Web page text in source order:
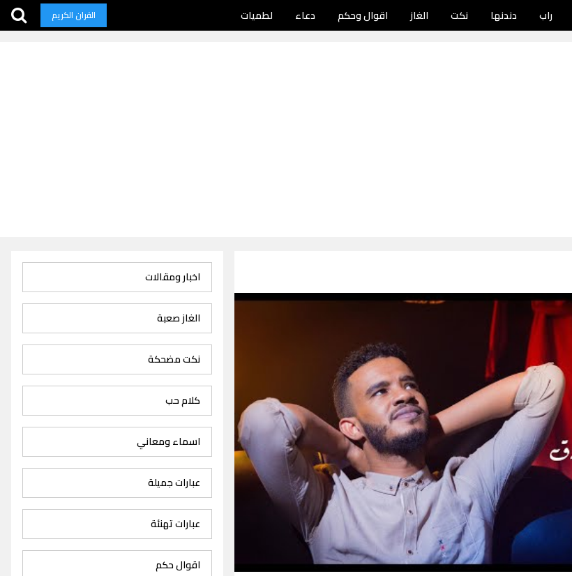
راب دندنها نكت الغاز اقوال وحكم دعاء لطميات القران الكريم
كلمات اغاني حسين الصادق
اخبار ومقالات
الغاز صعبة
نكت مضحكة
كلام حب
اسماء ومعاني
عبارات جميلة
عبارات تهنئة
اقوال حكم